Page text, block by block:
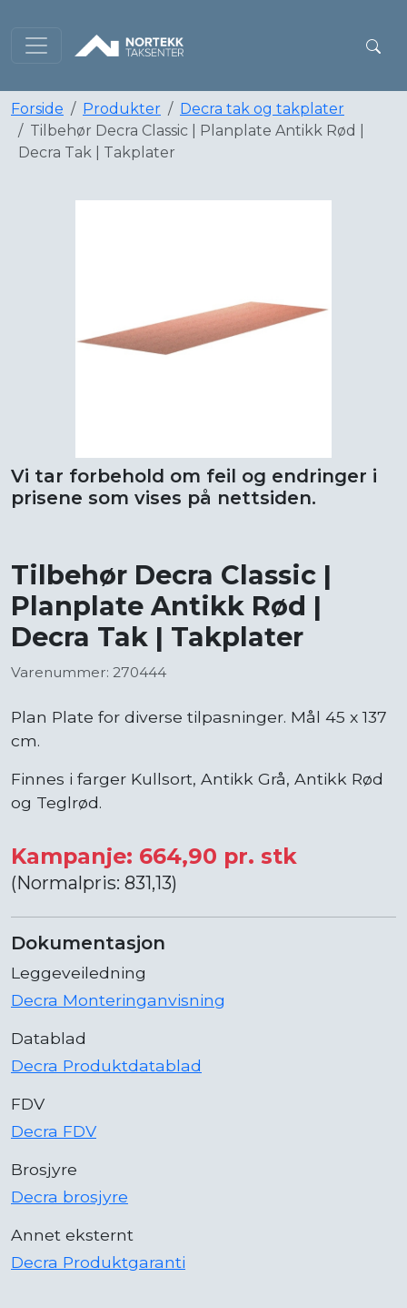
Forside Produkter
Decra tak og takplater
Tilbehør Decra Classic | Planplate Antikk Rød |
Decra Tak | Takplater
Vi tar forbehold om feil og endringer i
prisene som vises på nettsiden.
Tilbehør Decra Classic |
Planplate Antikk Rød |
Decra Tak | Takplater
Varenummer: 270444
Plan Plate for diverse tilpasninger. Mål 45 x 137
cm.
Finnes i farger Kullsort, Antikk Grå, Antikk Rød
og Teglrød.
Kampanje: 664,90 pr. stk
(Normalpris: 831,13)
Dokumentasjon
Leggeveiledning
Decra Monteringanvisning
Datablad
Decra Produktdatablad
FDV
Decra FDV
Brosjyre
Decra brosjyre
Annet eksternt
Decra Produktgaranti